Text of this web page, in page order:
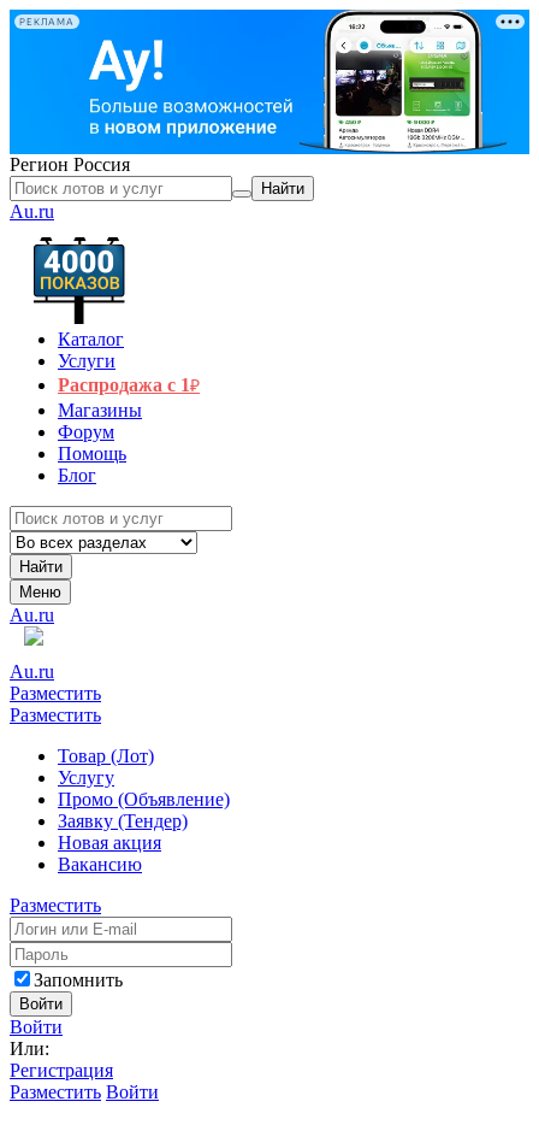
РЕКЛАМА
Регион Россия
Найти
Au.ru
Каталог
Услуги
Распродажа с 1₽
Магазины
Форум
Помощь
Блог
Найти
Меню
Au.ru
Au.ru
Разместить
Разместить
Товар (Лот)
Услугу
Промо (Объявление)
Заявку (Тендер)
Новая акция
Вакансию
Разместить
Запомнить
Войти
Войти
Или:
Регистрация
Разместить Войти